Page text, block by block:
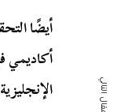
أكاديمي
الإنجليزية في يونيو 1956م وفي حفل
المقال التالي